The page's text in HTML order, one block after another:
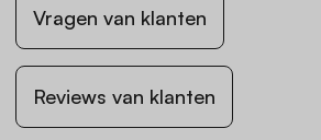
Vragen van klanten
Reviews van klanten